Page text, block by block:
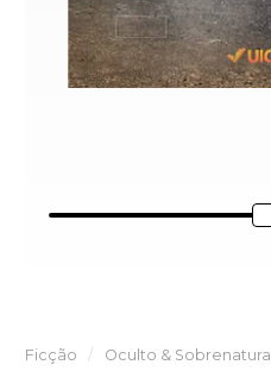
Ficção Oculto & Sobrenatural